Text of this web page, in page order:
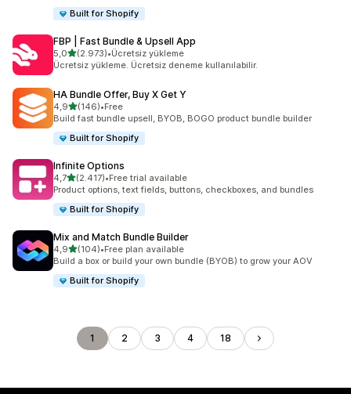
Built for Shopify
FBP | Fast Bundle & Upsell App
5,05 yıldız üzerinden
(2.973)
toplam 2973 değerlendirme
•Ücretsiz yükleme
Ücretsiz yükleme. Ücretsiz deneme kullanılabilir.
HA Bundle Offer, Buy X Get Y
4,95 yıldız üzerinden
(146)
toplam 146 değerlendirme
•Free
Build fast bundle upsell, BYOB, BOGO product bundle builder
Built for Shopify
Infinite Options
4,75 yıldız üzerinden
(2.417)
toplam 2417 değerlendirme
•Free trial available
Product options, text fields, buttons, checkboxes, and bundles
Built for Shopify
Mix and Match Bundle Builder
4,95 yıldız üzerinden
(104)
toplam 104 değerlendirme
•Free plan available
Build a box or build your own bundle (BYOB) to grow your AOV
Built for Shopify
1 2 3 4 18